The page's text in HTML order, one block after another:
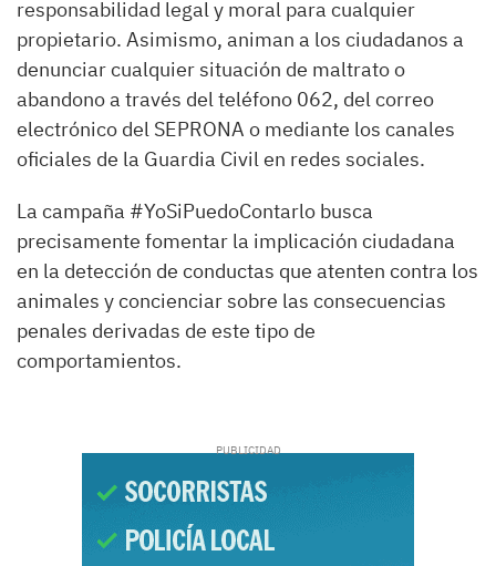
responsabilidad legal y moral para cualquier
propietario. Asimismo, animan a los ciudadanos a
denunciar cualquier situación de maltrato o
abandono a través del teléfono 062, del correo
electrónico del SEPRONA o mediante los canales
oficiales de la Guardia Civil en redes sociales.
La campaña #YoSiPuedoContarlo busca
precisamente fomentar la implicación ciudadana
en la detección de conductas que atenten contra los
animales y concienciar sobre las consecuencias
penales derivadas de este tipo de
comportamientos.